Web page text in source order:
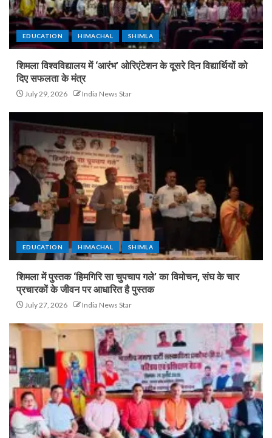
EDUCATION HIMACHAL SHIMLA
शिमला विश्वविद्यालय में ‘आरंभ’ ओरिएंटेशन के दूसरे दिन विद्यार्थियों को
दिए सफलता के मंत्र
July 29, 2026 India News Star
EDUCATION HIMACHAL SHIMLA
शिमला में पुस्तक ‘हिमगिरि सा चुपचाप गले’ का विमोचन, संघ के चार
प्रचारकों के जीवन पर आधारित है पुस्तक
July 27, 2026 India News Star